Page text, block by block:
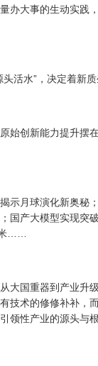
办大事的生动实践
活水”，决定着新质
创新能力提升摆在
月球演化新奥秘；
国产大模型实现突
……
国重器到产业升
技术的修修补补，
领性产业的源头与